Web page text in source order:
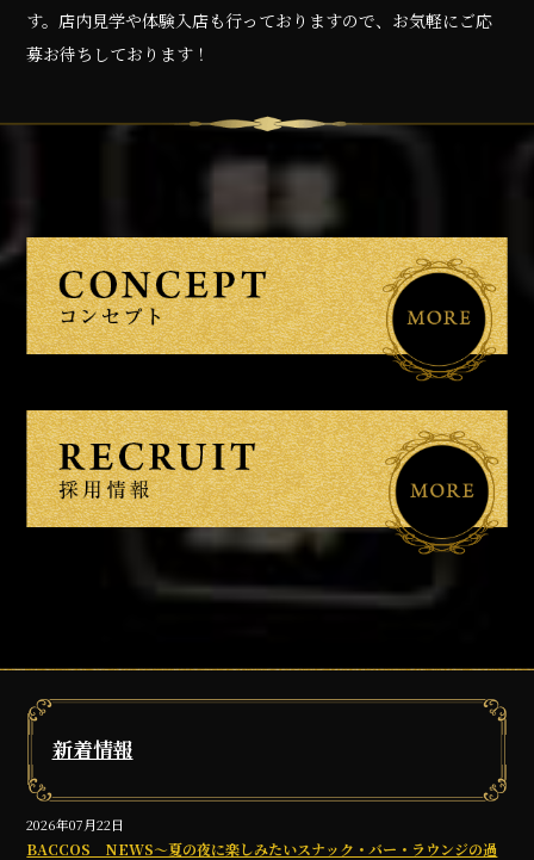
す。店内見学や体験入店も行っておりますので、お気軽にご応
募お待ちしております！
新着情報
2026年07月22日
BACCOS NEWS～夏の夜に楽しみたいスナック・バー・ラウンジの過